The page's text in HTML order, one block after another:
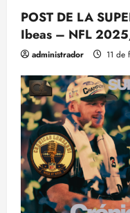
POST DE LA
Ibeas – NFL
administrador 11 de